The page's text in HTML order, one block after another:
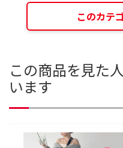
このカテ
この商品を見た
います